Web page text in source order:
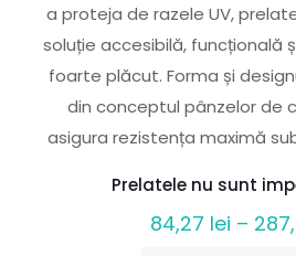
a proteja de razele UV,
soluție accesibilă, funcțională
foarte plăcut. Forma și
din conceptul pânzelor de
asigura rezistența maximă
Prelatele nu sunt
84,27 lei –